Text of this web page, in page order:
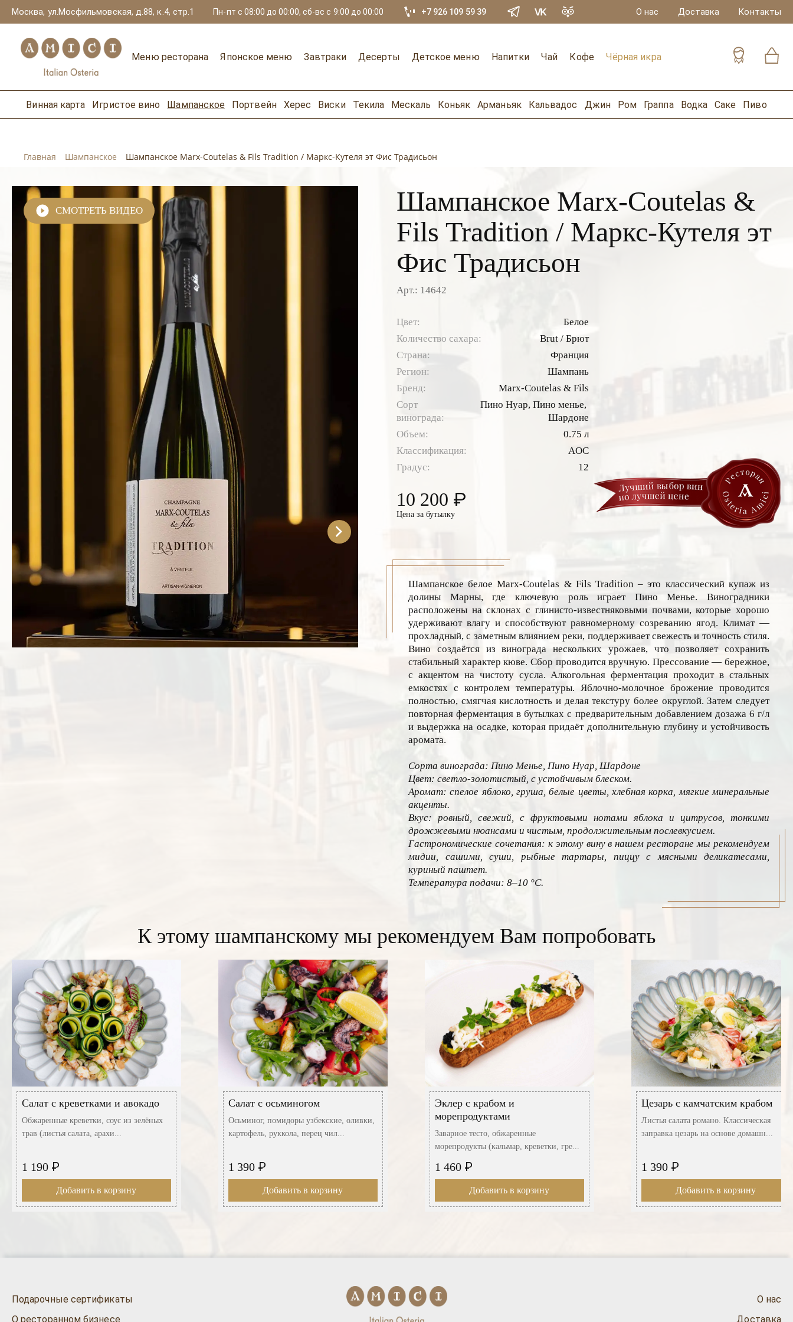
Москва, ул.Мосфильмовская, д.88, к.4, стр.1 Пн-пт с 08:00 до 00:00, сб-вс с 9:00 до 00:00 +7 926 109 59 39 О нас Доставка Контакты
Меню ресторана Японское меню Завтраки Десерты Детское меню Напитки Чай Кофе Чёрная икра
Винная карта Игристое вино Шампанское Портвейн Херес Виски Текила Мескаль Коньяк Арманьяк Кальвадос Джин Ром Граппа Водка Саке Пиво
Главная Шампанское Шампанское Marx-Coutelas & Fils Tradition / Маркс-Кутеля эт Фис Традисьон
СМОТРЕТЬ ВИДЕО
Шампанское Marx-Coutelas &
Fils Tradition / Маркс-Кутеля эт
Фис Традисьон
Арт.: 14642
Цвет:
Белое
Количество сахара:
Brut / Брют
Страна:
Франция
Регион:
Шампань
Бренд:
Marx-Coutelas & Fils
Сорт
винограда:
Пино Нуар, Пино менье,
Шардоне
Объем:
0.75 л
Классификация:
AOC
Градус:
12
10 200 ₽
Цена за бутылку
Шампанское белое Marx-Coutelas & Fils Tradition – это классический купаж из
долины Марны, где ключевую роль играет Пино Менье. Виноградники
расположены на склонах с глинисто-известняковыми почвами, которые хорошо
удерживают влагу и способствуют равномерному созреванию ягод. Климат —
прохладный, с заметным влиянием реки, поддерживает свежесть и точность стиля.
Вино создаётся из винограда нескольких урожаев, что позволяет сохранить
стабильный характер кюве. Сбор проводится вручную. Прессование — бережное,
с акцентом на чистоту сусла. Алкогольная ферментация проходит в стальных
емкостях с контролем температуры. Яблочно-молочное брожение проводится
полностью, смягчая кислотность и делая текстуру более округлой. Затем следует
повторная ферментация в бутылках с предварительным добавлением дозажа 6 г/л
и выдержка на осадке, которая придаёт дополнительную глубину и устойчивость
аромата.
Сорта винограда: Пино Менье, Пино Нуар, Шардоне
Цвет: светло-золотистый, с устойчивым блеском.
Аромат: спелое яблоко, груша, белые цветы, хлебная корка, мягкие минеральные
акценты.
Вкус: ровный, свежий, с фруктовыми нотами яблока и цитрусов, тонкими
дрожжевыми нюансами и чистым, продолжительным послевкусием.
Гастрономические сочетания: к этому вину в нашем ресторане мы рекомендуем
мидии, сашими, суши, рыбные тартары, пиццу с мясными деликатесами,
куриный паштет.
Температура подачи: 8–10 °С.
К этому шампанскому мы рекомендуем Вам попробовать
Салат с креветками и авокадо
Обжаренные креветки, соус из зелёных
трав (листья салата, арахи...
1 190 ₽
Добавить в корзину
Салат с осьминогом
Осьминог, помидоры узбекские, оливки,
картофель, руккола, перец чил...
1 390 ₽
Добавить в корзину
Эклер с крабом и
морепродуктами
Заварное тесто, обжаренные
морепродукты (кальмар, креветки, гре...
1 460 ₽
Добавить в корзину
Цезарь с камчатским крабом
Листья салата романо. Классическая
заправка цезарь на основе домашн...
1 390 ₽
Добавить в корзину
Подарочные сертификаты
О ресторанном бизнесе
О нас
Доставка